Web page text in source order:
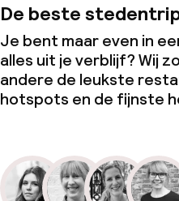
De beste
Je bent maar even in
alles uit je verblijf? Wij
andere de leukste
hotspots en de fijnste